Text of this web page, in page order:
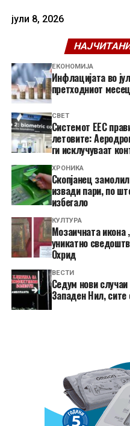
јули 8, 2026
ЕКОНОМИЈА
Инфлацијата во
претходниот
СВЕТ
Системот ЕЕС
летовите:
ги исклучуваат
ХРОНИКА
Скопјанец
извади пари, по
избегало
КУЛТУРА
Мозаичната икона
уникатно
Охрид
ВЕСТИ
Седум нови
Западен Нил, сите